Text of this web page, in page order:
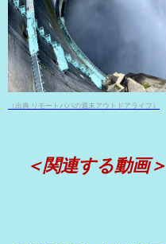
（出典 リモートパパの週末アウトドアライフ）
＜関連する動画＞